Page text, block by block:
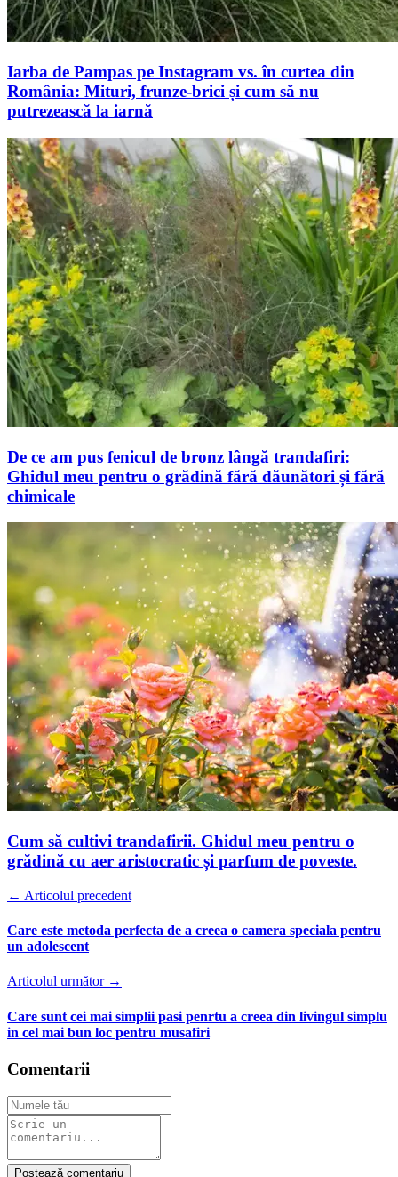
Iarba de Pampas pe Instagram vs. în curtea din
România: Mituri, frunze-brici și cum să nu
putrezească la iarnă
De ce am pus fenicul de bronz lângă trandafiri:
Ghidul meu pentru o grădină fără dăunători și fără
chimicale
Cum să cultivi trandafirii. Ghidul meu pentru o
grădină cu aer aristocratic și parfum de poveste.
← Articolul precedent
Care este metoda perfecta de a creea o camera speciala pentru
un adolescent
Articolul următor →
Care sunt cei mai simplii pasi penrtu a creea din livingul simplu
in cel mai bun loc pentru musafiri
Comentarii
Postează comentariu